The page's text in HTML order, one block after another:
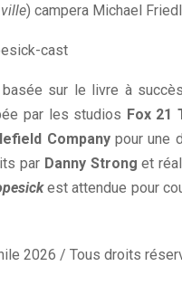
) campera Michael
sur le livre à
par les studios Fox 21
Companypour une
par Danny Strong et
est attendue pour
2026 / Tous droits